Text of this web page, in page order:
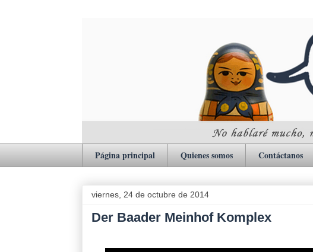
Página principal Quienes somos Contáctanos
viernes, 24 de octubre de 2014
Der Baader Meinhof Komplex